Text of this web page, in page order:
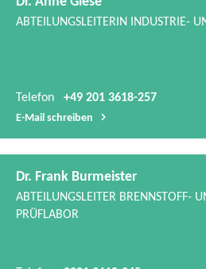
Telefon +49 201 3618-257
Dr. Frank Burmeister
ABTEILUNGSLEITER BRENNSTOFF-​
PRÜFLABOR
Telefon 0201 3618-245
E-​Mail schreiben